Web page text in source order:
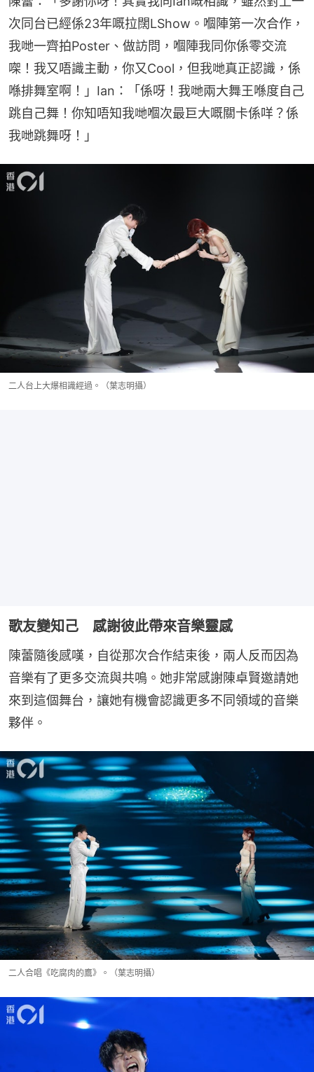
次同台已經係23年嘅拉闊LShow。嗰陣第一次合作，
我哋一齊拍Poster、做訪問，嗰陣我同你係零交流
㗎！我又唔識主動，你又Cool，但我哋真正認識，係
喺排舞室啊！」Ian：「係呀！我哋兩大舞王喺度自己
跳自己舞！你知唔知我哋嗰次最巨大嘅關卡係咩？係
我哋跳舞呀！」
二人台上大爆相識經過。（葉志明攝）
歌友變知己 感謝彼此帶來音樂靈感
陳蕾隨後感嘆，自從那次合作結束後，兩人反而因為
音樂有了更多交流與共鳴。她非常感謝陳卓賢邀請她
來到這個舞台，讓她有機會認識更多不同領域的音樂
夥伴。
二人合唱《吃腐肉的鷹》。（葉志明攝）